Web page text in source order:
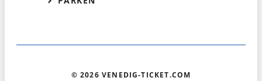
© 2026 VENEDIG-TICKET.COM